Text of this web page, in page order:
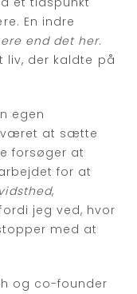
En indre
end det her.
der kaldte på
egen
været at sætte
forsøger at
for at
,
jeg ved, hvor
med at
og co-founder